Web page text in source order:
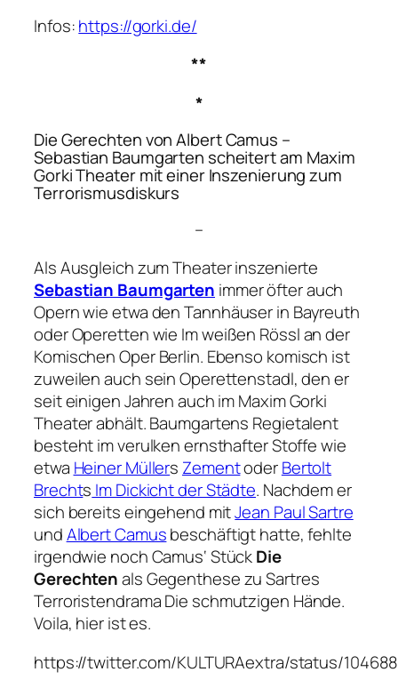
Infos:https://gorki.de/
**
*
Die Gerechtenvon Albert Camus –
Sebastian Baumgarten scheitert am Maxim
Gorki Theater mit einer Inszenierung zum
Terrorismusdiskurs
–
Als Ausgleich zum Theater inszenierte
Sebastian Baumgarten immer öfter auch
Opern wie etwa denTannhäuserin Bayreuth
oder Operetten wie Im weißen Rösslan der
Komischen Oper Berlin. Ebenso komisch ist
zuweilen auch sein Operettenstadl, den er
seit einigen Jahren auch im Maxim Gorki
Theater abhält. Baumgartens Regietalent
besteht im verulken ernsthafter Stoffe wie
etwa Heiner Müllers ZementoderBertolt
Brechts Im Dickicht der Städte. Nachdem er
sich bereits eingehend mitJean Paul Sartre
undAlbert Camusbeschäftigt hatte, fehlte
irgendwie noch Camus‘ StückDie
Gerechtenals Gegenthese zu Sartres
TerroristendramaDie schmutzigen Hände.
Voila, hier ist es.
https://twitter.com/KULTURAextra/status/